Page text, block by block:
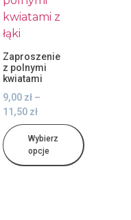
Zaproszenie
z polnymi
kwiatami
9,00 zł –
11,50 zł
Wybierz
opcje